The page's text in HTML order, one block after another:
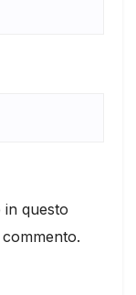
in questo